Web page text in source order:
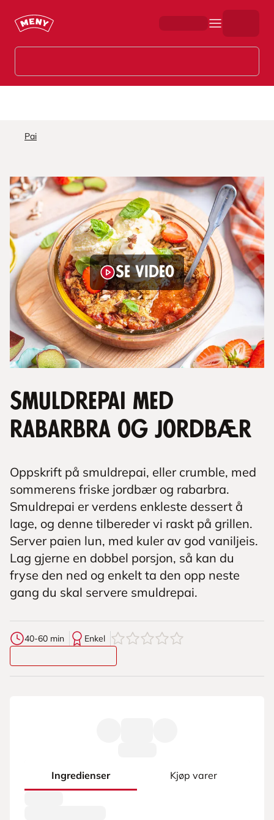
Pai
Smuldrepai med
rabarbra og jordbær
Oppskrift på smuldrepai, eller crumble, med
sommerens friske jordbær og rabarbra.
Smuldrepai er verdens enkleste dessert å
lage, og denne tilbereder vi raskt på grillen.
Server paien lun, med kuler av god vaniljeis.
Lag gjerne en dobbel porsjon, så kan du
fryse den ned og enkelt ta den opp neste
gang du skal servere smuldrepai.
40-60 min Enkel 0av5stjerner
Se video
Ingredienser Kjøp varer